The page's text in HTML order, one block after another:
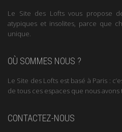
Le Site des Lofts vous propose
atypiques et insolites, parce que
unique.
OÙ SOMMES NOUS ?
Le Site des Lofts est basé à Paris :
de tous ces espaces que nous avons
CONTACTEZ-NOUS